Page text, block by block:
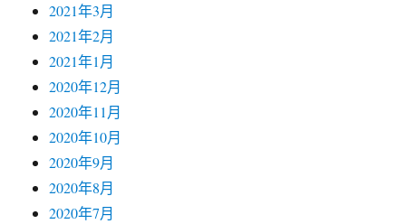
2021年3月
2021年2月
2021年1月
2020年12月
2020年11月
2020年10月
2020年9月
2020年8月
2020年7月